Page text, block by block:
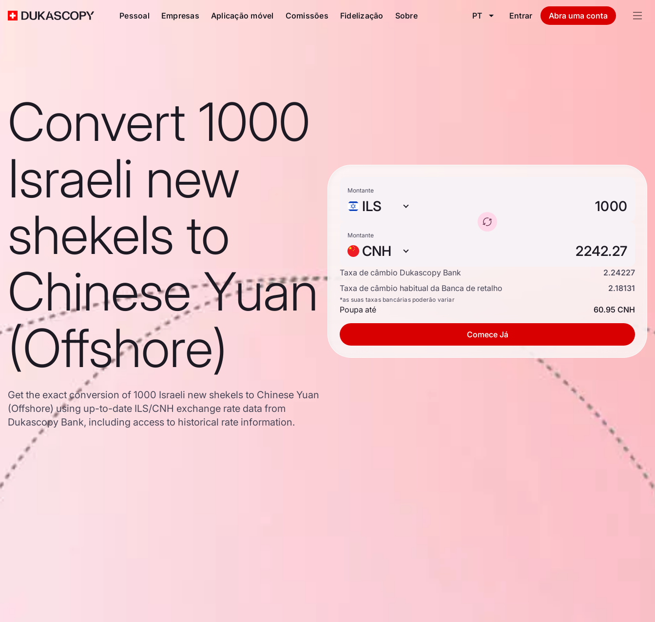
Pessoal Empresas Aplicação móvel Comissões Fidelização Sobre PT Entrar Abra uma conta
Convert 1000
Israeli new
shekels to
Chinese Yuan
(Offshore)
Get the exact conversion of 1000 Israeli new shekels to Chinese Yuan
(Offshore) using up-to-date ILS/CNH exchange rate data from
Dukascopy Bank, including access to historical rate information.
Montante
ILS
Montante
CNH
Taxa de câmbio Dukascopy Bank
2.24227
Taxa de câmbio habitual da Banca de retalho
2.18131
*as suas taxas bancárias poderão variar
Poupa até 60.95 CNH
Comece Já